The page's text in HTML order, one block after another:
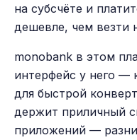
на субсчёте и
дешевле, чем везти
monobank в этом
интерфейс у него —
для быстрой
держит приличный
приложений —